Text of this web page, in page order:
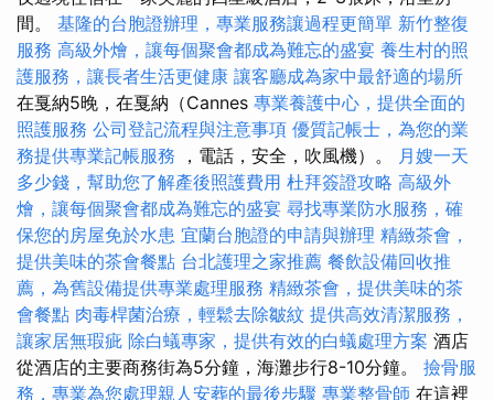
間。 基隆的台胞證辦理，專業服務讓過程更簡單 新竹整復
服務 高級外燴，讓每個聚會都成為難忘的盛宴 養生村的照
護服務，讓長者生活更健康 讓客廳成為家中最舒適的場所
在戛納5晚，在戛納（Cannes 專業養護中心，提供全面的
照護服務 公司登記流程與注意事項 優質記帳士，為您的業
務提供專業記帳服務 ，電話，安全，吹風機）。 月嫂一天
多少錢，幫助您了解產後照護費用 杜拜簽證攻略 高級外
燴，讓每個聚會都成為難忘的盛宴 尋找專業防水服務，確
保您的房屋免於水患 宜蘭台胞證的申請與辦理 精緻茶會，
提供美味的茶會餐點 台北護理之家推薦 餐飲設備回收推
薦，為舊設備提供專業處理服務 精緻茶會，提供美味的茶
會餐點 肉毒桿菌治療，輕鬆去除皺紋 提供高效清潔服務，
讓家居無瑕疵 除白蟻專家，提供有效的白蟻處理方案 酒店
從酒店的主要商務街為5分鐘，海灘步行8-10分鐘。 撿骨服
務，專業為您處理親人安葬的最後步驟 專業整骨師 在這裡